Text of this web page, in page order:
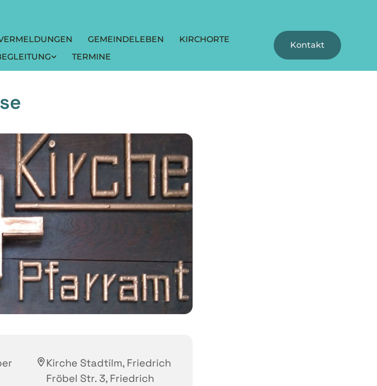
GEMEINDELEBEN
KIRCHORTE
TERMINE
Kontakt
Kirche Stadtilm, Friedrich
Fröbel Str. 3, Friedrich